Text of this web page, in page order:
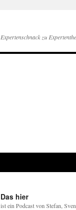
Expertenschnack zu
Das hier
ist ein Podcast von Stefan,